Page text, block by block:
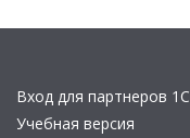
Вход для партнеров 1С
Учебная версия